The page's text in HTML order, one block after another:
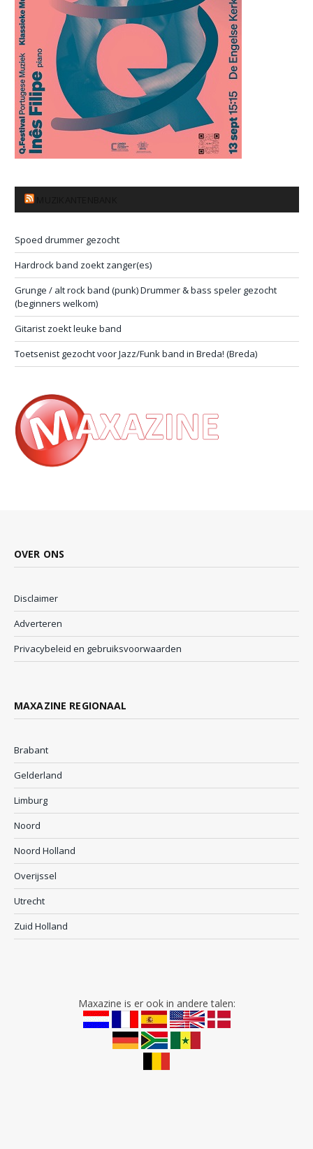
Spoed drummer gezocht
Hardrock band zoekt zanger(es)
Grunge / alt rock band (punk) Drummer & bass speler gezocht
(beginners welkom)
Gitarist zoekt leuke band
Toetsenist gezocht voor Jazz/Funk band in Breda! (Breda)
OVER ONS
Disclaimer
Adverteren
Privacybeleid en gebruiksvoorwaarden
MAXAZINE REGIONAAL
Brabant
Gelderland
Limburg
Noord
Noord Holland
Overijssel
Utrecht
Zuid Holland
Maxazine is er ook in andere talen: